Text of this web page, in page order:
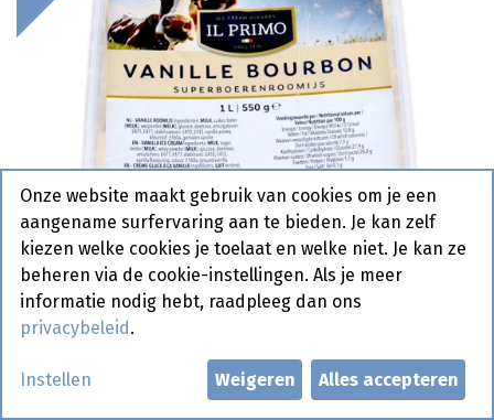
Boerenroomijs Vanille Bourbon
Onze website maakt gebruik van cookies om je een
aangename surfervaring aan te bieden. Je kan zelf
kiezen welke cookies je toelaat en welke niet. Je kan ze
beheren via de cookie-instellingen. Als je meer
informatie nodig hebt, raadpleeg dan ons
privacybeleid .
Instellen Weigeren Alles accepteren